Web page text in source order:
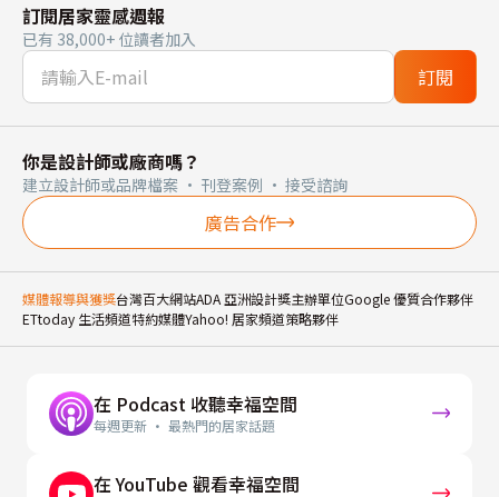
訂閱居家靈感週報
已有 38,000+ 位讀者加入
訂閱
你是設計師或廠商嗎？
建立設計師或品牌檔案 · 刊登案例 · 接受諮詢
廣告合作
媒體報導與獲獎台灣百大網站ADA 亞洲設計獎主辦單位Google 優質合作夥伴
ETtoday 生活頻道特約媒體Yahoo! 居家頻道策略夥伴
在 Podcast 收聽幸福空間
每週更新 · 最熱門的居家話題
在 YouTube 觀看幸福空間